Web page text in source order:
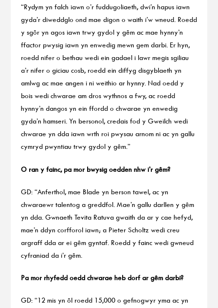
“Rydym yn falch iawn o’r fuddugoliaeth, dwi’n hapus iawn
gyda’r diweddglo ond mae digon o waith i’w wneud. Roedd
y sgôr yn agos iawn trwy gydol y gêm ac mae hynny’n
ffactor pwysig iawn yn enwedig mewn gem darbi. Er hyn,
roedd nifer o bethau wedi ein gadael i lawr megis sgiliau
a’r nifer o giciau cosb, roedd ein diffyg disgyblaeth yn
amlwg ac mae angen i ni weithio ar hynny. Nad oedd y
bois wedi chwarae am dros wythnos a fwy, ac roedd
hynny’n dangos yn ein ffordd o chwarae yn enwedig
gyda’n hamseri. Yn bersonol, credais fod y Gweilch wedi
chwarae yn dda iawn wrth roi pwysau arnom ni ac yn gallu
cymryd pwyntiau trwy gydol y gêm.”
O ran y fainc, pa mor bwysig oedden nhw i’r gêm?
GD: “Anferthol, mae Blade yn berson tawel, ac yn
chwaraewr talentog a greddfol. Mae’n gallu darllen y gêm
yn dda. Gwnaeth Tevita Ratuva gwaith da ar y cae hefyd,
mae’n ddyn corfforol iawn; a Pieter Scholtz wedi creu
argraff dda ar ei gêm gyntaf. Roedd y fainc wedi gwneud
cyfraniad da i’r gêm.
Pa mor rhyfedd oedd chwarae heb dorf ar gêm darbi?
GD: “12 mis yn ôl roedd 15,000 o gefnogwyr yma ac yn